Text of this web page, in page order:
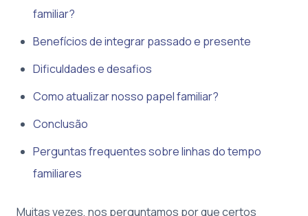
familiar?
Benefícios de integrar passado e presente
Dificuldades e desafios
Como atualizar nosso papel familiar?
Conclusão
Perguntas frequentes sobre linhas do tempo
familiares
Muitas vezes, nos perguntamos por que certos